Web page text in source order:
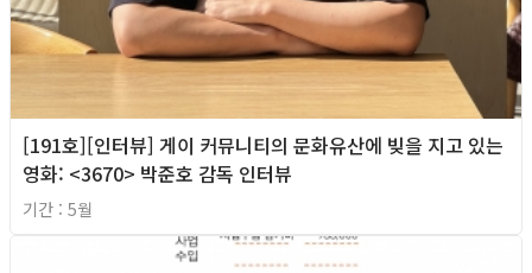
[191호][인터뷰] 게이 커뮤니티의 문화유산에 빚을 지고 있는
영화: <3670> 박준호 감독 인터뷰
기간 : 5월